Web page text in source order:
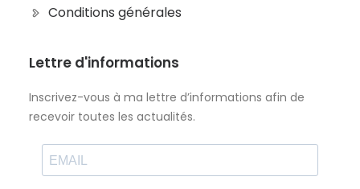
Conditions générales
Lettre d'informations
Inscrivez-vous à ma lettre d’informations afin de
recevoir toutes les actualités.